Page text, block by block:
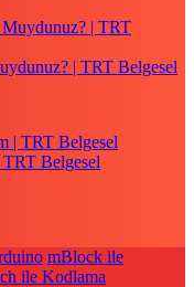
| TRT Belgesel
Belgesel
mBlock ile
ile Kodlama